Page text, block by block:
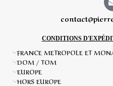
CONDITIONS
FRANCE METROPOLE ET
DOM / TOM
EUROPE
HORS EUROPE